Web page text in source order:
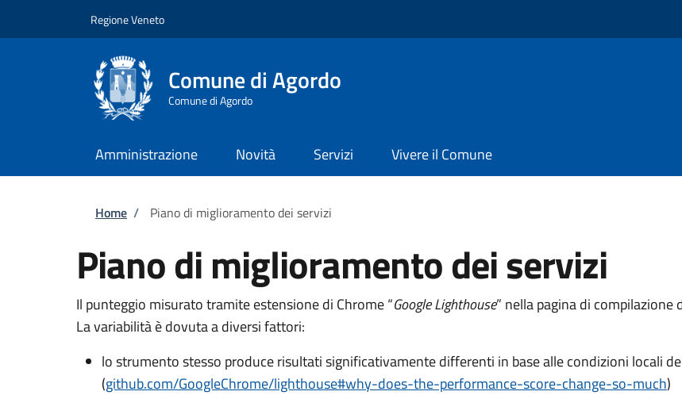
Regione Veneto
Comune di Agordo
Comune di Agordo
Amministrazione Novità Servizi Vivere il Comune
Briciole di pane
Home / Piano di miglioramento dei servizi
Piano di miglioramento dei servizi
Il punteggio misurato tramite estensione di Chrome “Google Lighthouse” nella pagina di compilazione
La variabilità è dovuta a diversi fattori:
lo strumento stesso produce risultati significativamente differenti in base alle condizioni locali
(github.com/GoogleChrome/lighthouse#why-does-the-performance-score-change-so-much)